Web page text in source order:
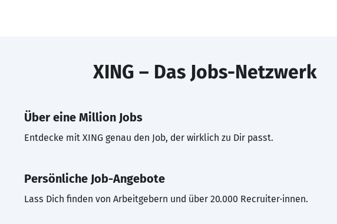
XING – Das Jobs-Netzwerk
Über eine Million Jobs
Entdecke mit XING genau den Job, der wirklich zu Dir passt.
Persönliche Job-Angebote
Lass Dich finden von Arbeitgebern und über 20.000 Recruiter·innen.